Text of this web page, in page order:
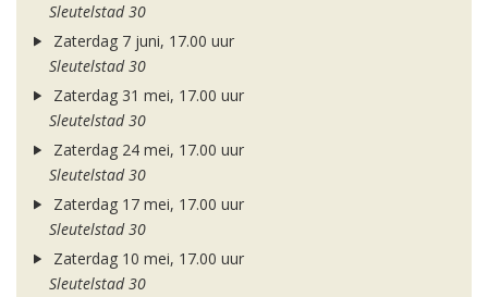
Sleutelstad 30
Zaterdag 7 juni, 17.00 uur
Sleutelstad 30
Zaterdag 31 mei, 17.00 uur
Sleutelstad 30
Zaterdag 24 mei, 17.00 uur
Sleutelstad 30
Zaterdag 17 mei, 17.00 uur
Sleutelstad 30
Zaterdag 10 mei, 17.00 uur
Sleutelstad 30